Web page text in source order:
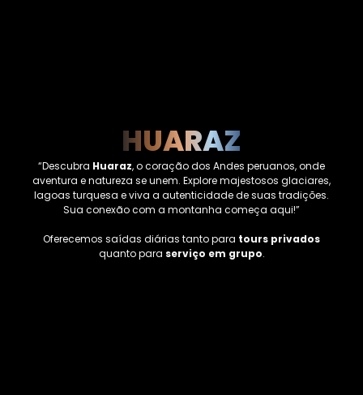
HUARAZ
“Descubra Huaraz, o coração dos Andes peruanos, onde
aventura e natureza se unem. Explore majestosos glaciares,
lagoas turquesa e viva a autenticidade de suas tradições.
Sua conexão com a montanha começa aqui!”
Oferecemos saídas diárias tanto para tours privados
quanto para serviço em grupo.